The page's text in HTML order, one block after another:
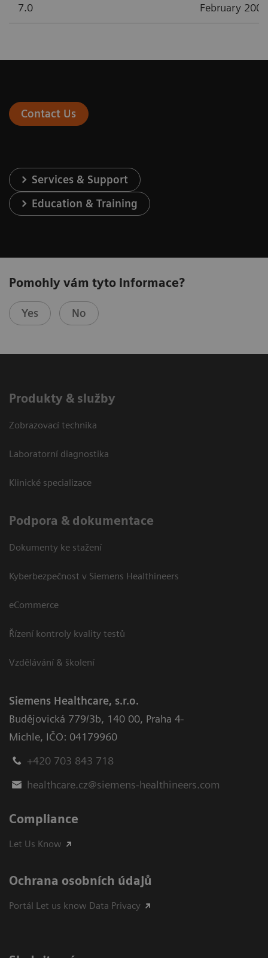
7.0 February 2008
Contact Us
Services & Support
Education & Training
Pomohly vám tyto informace?
Yes No
Produkty & služby
Zobrazovací technika
Laboratorní diagnostika
Klinické specializace
Podpora & dokumentace
Dokumenty ke stažení
Kyberbezpečnost v Siemens Healthineers
eCommerce
Řízení kontroly kvality testů
Vzdělávání & školení
Siemens Healthcare, s.r.o.
Budějovická 779/3b, 140 00, Praha 4-
Michle, IČO: 04179960
+420 703 843 718
healthcare.cz@siemens-healthineers.com
Compliance
Let Us Know
Ochrana osobních údajů
Portál Let us know Data Privacy